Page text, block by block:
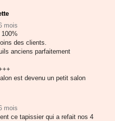
mois
des clients.
anciens parfaitement
est devenu un petit salon
mois
ce tapissier qui a refait nos 4